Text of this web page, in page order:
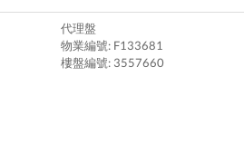
代理盤
物業編號: F133681
樓盤編號: 3557660